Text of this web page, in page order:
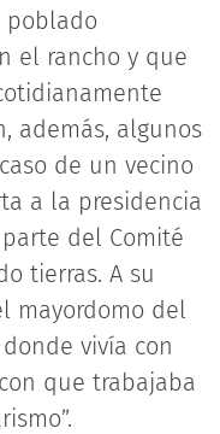
poblado
el rancho y que
además, algunos
de un vecino
a la presidencia
del Comité
tierras. A su
mayordomo del
vivía con
que trabajaba